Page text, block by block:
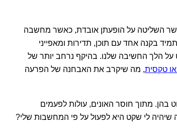
השליטה על הופעתן אובדת, כאשר מחשבה
בקנה אחד עם תוכן, תדירות ומאפייני
הלך החשיבה שלנו. בהיקף נרחב יותר של
טקסית, מה שיקרב את האבחנה של הפרעה
מתוך חוסר האונים, עולות לפעמים
שיהיה לי שקט היא לפעול על פי המחשבות שלי?